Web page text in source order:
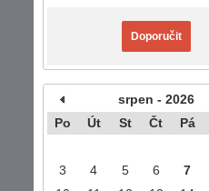
Doporučit
srpen - 2026
Po
Út St Čt Pá
3
4 5 6 7